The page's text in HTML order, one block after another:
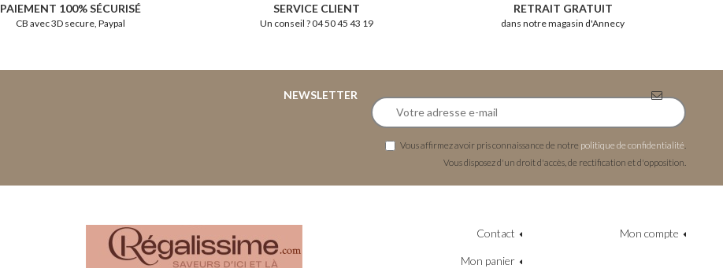
PAIEMENT 100% SÉCURISÉ
CB avec 3D secure, Paypal
SERVICE CLIENT
Un conseil ? 04 50 45 43 19
RETRAIT GRATUIT
dans notre magasin d'Annecy
NEWSLETTER
Vous affirmez avoir pris connaissance de notre politique de confidentialité
Vous disposez d'un droit d'accès, de rectification et d'opposition.
Contact Mon compte
Mon panier